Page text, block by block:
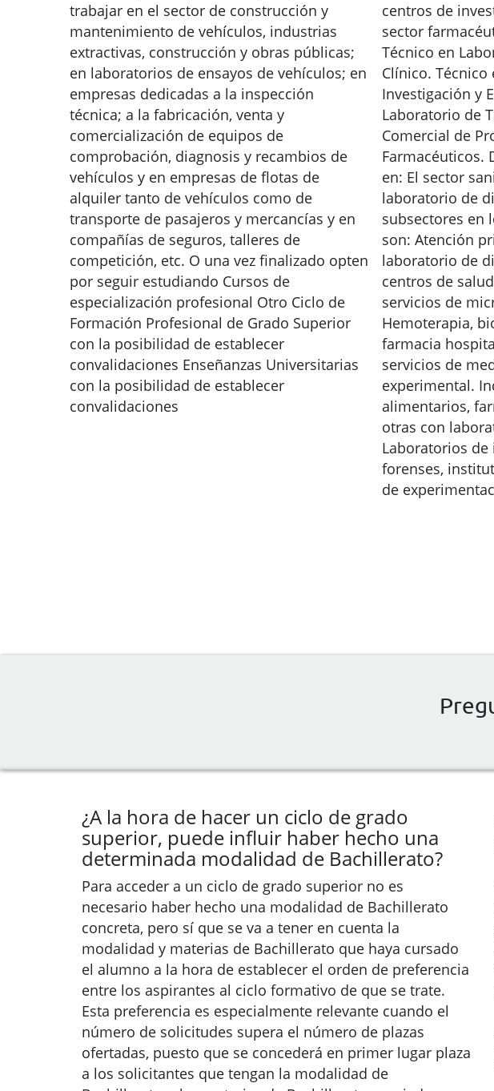
trabajar en el sector de construcción y
mantenimiento de vehículos, industrias
extractivas, construcción y obras públicas;
en laboratorios de ensayos de vehículos; en
empresas dedicadas a la inspección
técnica; a la fabricación, venta y
comercialización de equipos de
comprobación, diagnosis y recambios de
vehículos y en empresas de flotas de
alquiler tanto de vehículos como de
transporte de pasajeros y mercancías y en
compañías de seguros, talleres de
competición, etc. O una vez finalizado opten
por seguir estudiando Cursos de
especialización profesional Otro Ciclo de
Formación Profesional de Grado Superior
con la posibilidad de establecer
convalidaciones Enseñanzas Universitarias
con la posibilidad de establecer
convalidaciones
centros de
sector
Técnico en
Clínico.
Investigación y
Laboratorio de
Comercial de
Farmacéuticos.
en: El sector
laboratorio de
subsectores en
son: Atención
laboratorio de
centros de
servicios de
Hemoterapia,
farmacia
servicios de
experimental.
alimentarios,
otras con
Laboratorios
forenses,
de
¿A la hora de hacer un ciclo de grado
superior, puede influir haber hecho una
determinada modalidad de Bachillerato?
Para acceder a un ciclo de grado superior no es
necesario haber hecho una modalidad de Bachillerato
concreta, pero sí que se va a tener en cuenta la
modalidad y materias de Bachillerato que haya cursado
el alumno a la hora de establecer el orden de preferencia
entre los aspirantes al ciclo formativo de que se trate.
Esta preferencia es especialmente relevante cuando el
número de solicitudes supera el número de plazas
ofertadas, puesto que se concederá en primer lugar plaza
a los solicitantes que tengan la modalidad de